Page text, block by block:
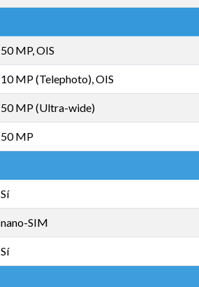
50 MP, OIS
10 MP (Telephoto), OIS
50 MP (Ultra-wide)
50 MP
Sí
nano-SIM
Sí